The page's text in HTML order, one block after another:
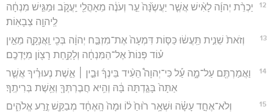
12
יַכְרֵ֨ת יְהוָ֜ה לָאִ֨ישׁ אֲשֶׁ֤ר יַעֲשֶׂ֙נָּה֙ עֵ֣ר וְעֹנֶ֔ה מֵאָהֳלֵ֖י יַֽעֲקֹ֑ב וּמַגִּ֣ישׁ מִנְחָ֔ה
לַֽיהוָ֖ה צְבָאֽוֹת׃
13
וְזֹאת֙ שֵׁנִ֣ית תַּֽעֲשׂ֔וּ כַּסּ֤וֹת דִּמְעָה֙ אֶת־מִזְבַּ֣ח יְהוָ֔ה בְּכִ֖י וַֽאֲנָקָ֑ה מֵאֵ֣ין
ע֗וֹד פְּנוֹת֙ אֶל־הַמִּנְחָ֔ה וְלָקַ֥חַת רָצ֖וֹן מִיֶּדְכֶֽם׃
14
וַאֲמַרְתֶּ֖ם עַל־מָ֑ה עַ֡ל כִּי־יְהוָה֩ הֵעִ֨יד בֵּינְךָ֜ וּבֵ֣ין ׀ אֵ֣שֶׁת נְעוּרֶ֗יךָ אֲשֶׁ֤ר
אַתָּה֙ בָּגַ֣דְתָּה בָּ֔הּ וְהִ֥יא חֲבֶרְתְּךָ֖ וְאֵ֥שֶׁת בְּרִיתֶֽךָ׃
15
וְלֹא־אֶחָ֣ד עָשָׂ֗ה וּשְׁאָ֥ר ר֙וּחַ֙ ל֔וֹ וּמָה֙ הָֽאֶחָ֔ד מְבַקֵּ֖שׁ זֶ֣רַע אֱלֹהִ֑ים